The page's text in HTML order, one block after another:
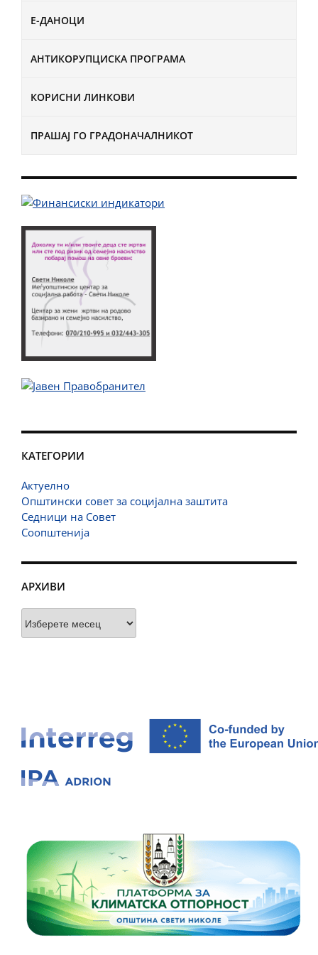
Е-ДАНОЦИ
АНТИКОРУПЦИСКА ПРОГРАМА
КОРИСНИ ЛИНКОВИ
ПРАШАЈ ГО ГРАДОНАЧАЛНИКОТ
КАТЕГОРИИ
Актуелно
Општински совет за социјална заштита
Седници на Совет
Соопштенија
АРХИВИ